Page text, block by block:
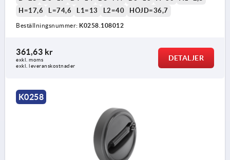
H=17,6
L=74,6 L1=13 L2=40 HÖJD=36,7
Beställningsnummer: K0258.108012
361,63 kr
exkl. moms
exkl. leveranskostnader
DETALJER
K0258